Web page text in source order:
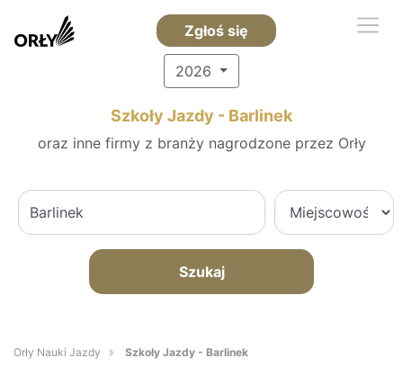
Zgłoś się
2026
Szkoły Jazdy - Barlinek
oraz inne firmy z branży nagrodzone przez Orły
Szukaj
Orły Nauki Jazdy Szkoły Jazdy - Barlinek